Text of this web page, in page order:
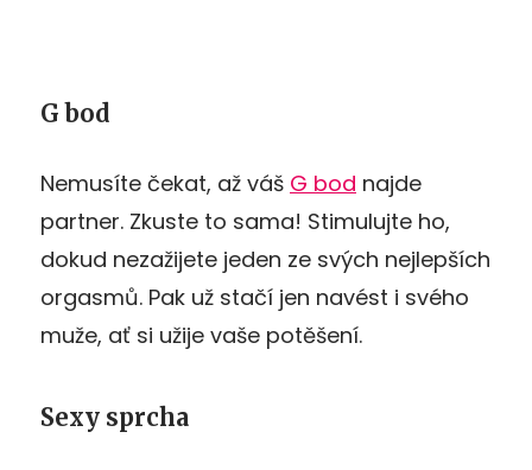
G bod
Nemusíte čekat, až váš G bod najde
partner. Zkuste to sama! Stimulujte ho,
dokud nezažijete jeden ze svých nejlepších
orgasmů. Pak už stačí jen navést i svého
muže, ať si užije vaše potěšení.
Sexy sprcha